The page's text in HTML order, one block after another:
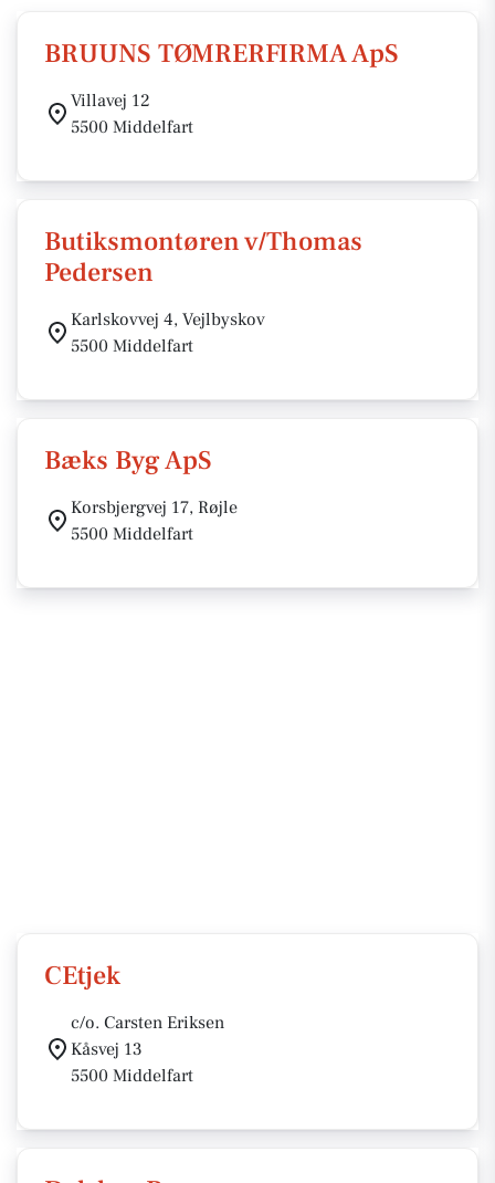
BRUUNS TØMRERFIRMA ApS
Villavej 12
5500 Middelfart
Butiksmontøren v/Thomas
Pedersen
Karlskovvej 4, Vejlbyskov
5500 Middelfart
Bæks Byg ApS
Korsbjergvej 17, Røjle
5500 Middelfart
CEtjek
c/o. Carsten Eriksen
Kåsvej 13
5500 Middelfart